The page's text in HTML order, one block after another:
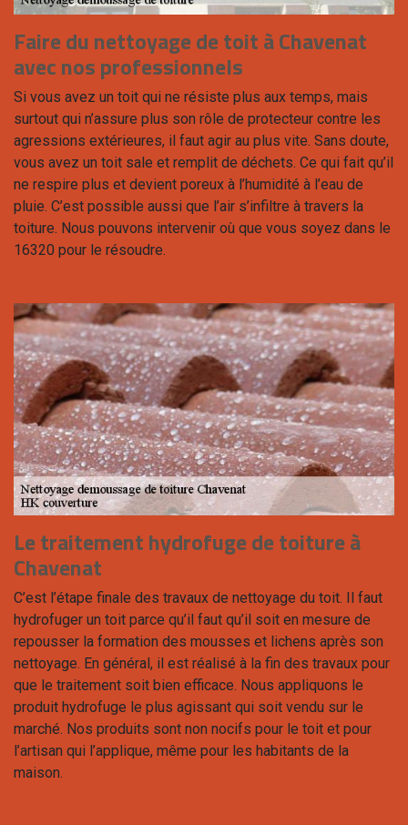
Faire du nettoyage de toit à Chavenat
avec nos professionnels
Si vous avez un toit qui ne résiste plus aux temps, mais
surtout qui n’assure plus son rôle de protecteur contre les
agressions extérieures, il faut agir au plus vite. Sans doute,
vous avez un toit sale et remplit de déchets. Ce qui fait qu’il
ne respire plus et devient poreux à l’humidité à l’eau de
pluie. C’est possible aussi que l’air s’infiltre à travers la
toiture. Nous pouvons intervenir où que vous soyez dans le
16320 pour le résoudre.
Le traitement hydrofuge de toiture à
Chavenat
C’est l’étape finale des travaux de nettoyage du toit. Il faut
hydrofuger un toit parce qu’il faut qu’il soit en mesure de
repousser la formation des mousses et lichens après son
nettoyage. En général, il est réalisé à la fin des travaux pour
que le traitement soit bien efficace. Nous appliquons le
produit hydrofuge le plus agissant qui soit vendu sur le
marché. Nos produits sont non nocifs pour le toit et pour
l’artisan qui l’applique, même pour les habitants de la
maison.